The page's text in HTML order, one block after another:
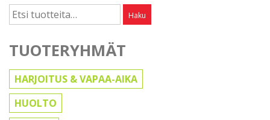
Etsi: Haku
TUOTERYHMÄT
HARJOITUS & VAPAA-AIKA
HUOLTO